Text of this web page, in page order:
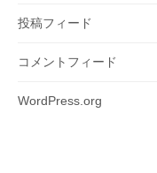
投稿フィード
コメントフィード
WordPress.org